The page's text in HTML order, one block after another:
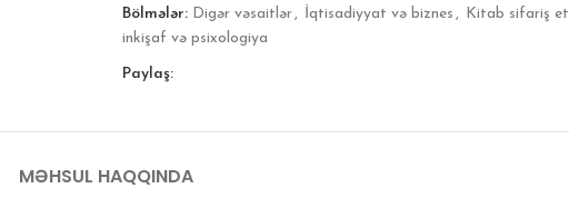
Bölmələr: Digər vəsaitlər, İqtisadiyyat və biznes , Kitab sifariş et
inkişaf və psixologiya
Paylaş:
MƏHSUL HAQQINDA